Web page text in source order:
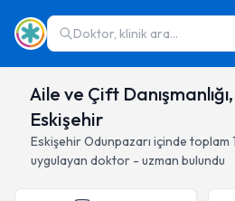
Doktor, klinik ara...
Aile ve Çift
Eskişehir
EskişehirOdunpazarı içinde toplam
uygulayan doktor - uzman bulundu